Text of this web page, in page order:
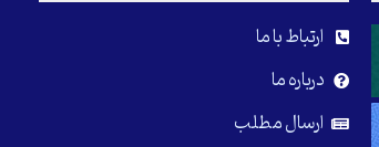
ارتباط با ما
درباره ما
ارسال مطلب